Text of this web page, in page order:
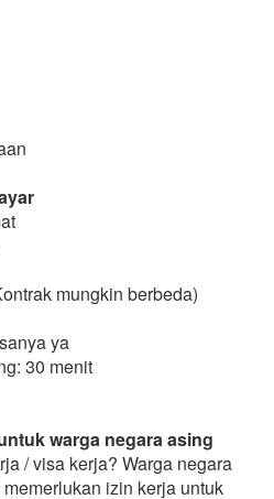
mungkin berbeda)
ya
30 menit
warga negara asing
/ visa kerja? Warga negara
izin kerja untuk